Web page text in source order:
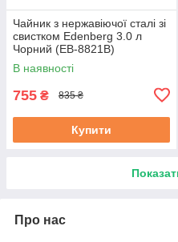
Чайник з нержавіючої сталі зі
свистком Edenberg 3.0 л
Чорний (EB-8821B)
В наявності
755 ₴ 835 ₴
Купити
Про нас